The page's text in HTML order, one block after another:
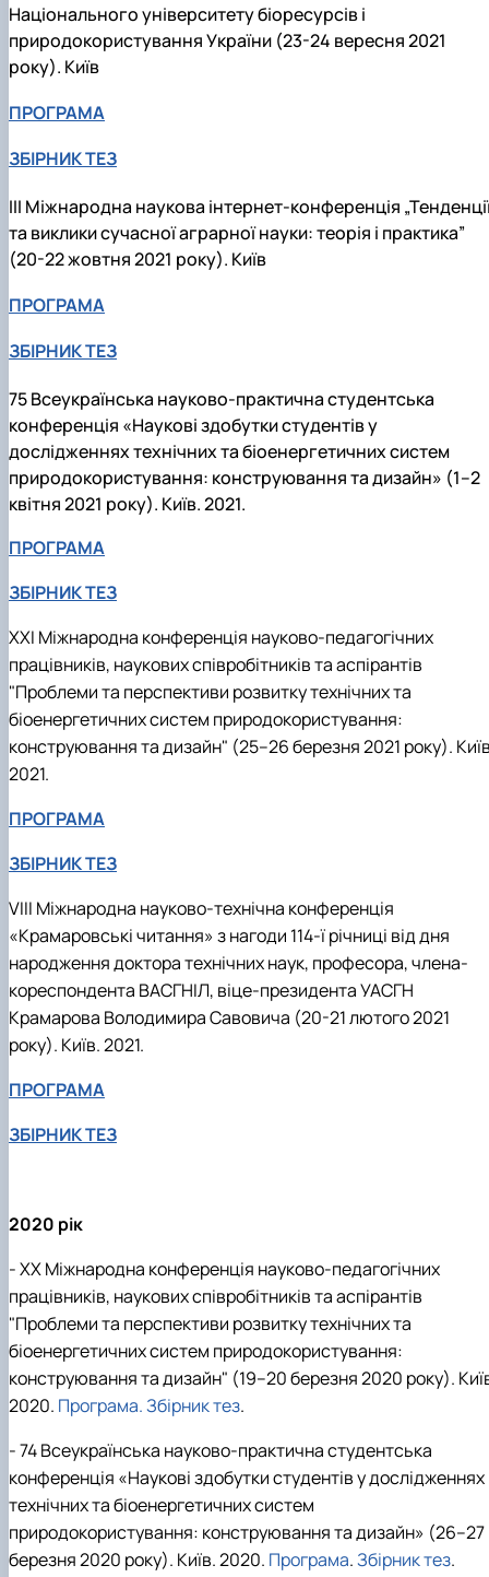
Національного університету біоресурсів і
природокористування України (23-24 вересня 2021
року). Київ
ПРОГРАМА
ЗБІРНИК ТЕЗ
IIІ Міжнародна наукова інтернет-конференція
та виклики сучасної аграрної науки: теорія і практика”
(20-22 жовтня 2021 року). Київ
ПРОГРАМА
ЗБІРНИК ТЕЗ
75 Всеукраїнська науково-практична студентська
конференція «Наукові здобутки студентів у
дослідженнях технічних та біоенергетичних систем
природокористування: конструювання та дизайн» (1–2
квітня 2021 року). Київ. 2021.
ПРОГРАМА
ЗБІРНИК ТЕЗ
XХI Міжнародна конференція науково-педагогічних
працівників, наукових співробітників та аспірантів
"Проблеми та перспективи розвитку технічних та
біоенергетичних систем природокористування:
конструювання та дизайн" (25–26 березня 2021 року).
2021.
ПРОГРАМА
ЗБІРНИК ТЕЗ
VІIІ Міжнародна науково-технічна конференція
«Крамаровські читання» з нагоди 114-ї річниці від дня
народження доктора технічних наук, професора, члена-
кореспондента ВАСГНІЛ, віце-президента УАСГН
Крамарова Володимира Савовича (20-21 лютого 2021
року). Київ. 2021.
ПРОГРАМА
ЗБІРНИК ТЕЗ
2020 рік
- XХ Міжнародна конференція науково-педагогічних
працівників, наукових співробітників та аспірантів
"Проблеми та перспективи розвитку технічних та
біоенергетичних систем природокористування:
конструювання та дизайн" (19–20 березня 2020 року).
2020. Програма.Збірник тез.
- 74 Всеукраїнська науково-практична студентська
конференція «Наукові здобутки студентів у дослідженнях
технічних та біоенергетичних систем
природокористування: конструювання та дизайн» (26–27
березня 2020 року). Київ. 2020. Програма.Збірник тез.